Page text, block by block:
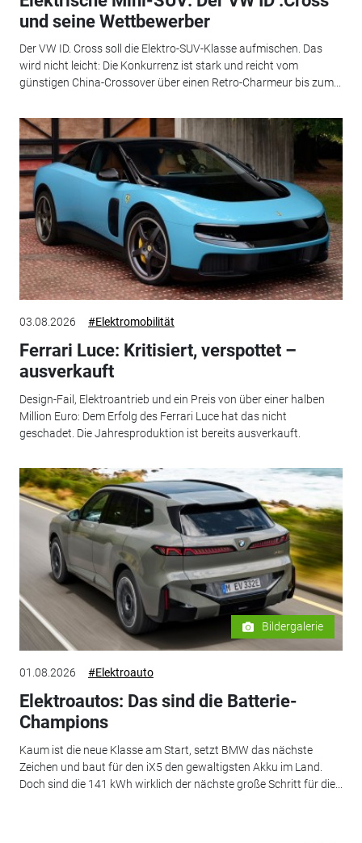
und seine Wettbewerber
Der VW ID. Cross soll die Elektro-SUV-Klasse aufmischen. Das
wird nicht leicht: Die Konkurrenz ist stark und reicht vom
günstigen China-Crossover über einen Retro-Charmeur bis zum...
03.08.2026 #Elektromobilität
Ferrari Luce: Kritisiert, verspottet –
ausverkauft
Design-Fail, Elektroantrieb und ein Preis von über einer halben
Million Euro: Dem Erfolg des Ferrari Luce hat das nicht
geschadet. Die Jahresproduktion ist bereits ausverkauft.
Bildergalerie
01.08.2026 #Elektroauto
Elektroautos: Das sind die Batterie-
Champions
Kaum ist die neue Klasse am Start, setzt BMW das nächste
Zeichen und baut für den iX5 den gewaltigsten Akku im Land.
Doch sind die 141 kWh wirklich der nächste große Schritt für die...